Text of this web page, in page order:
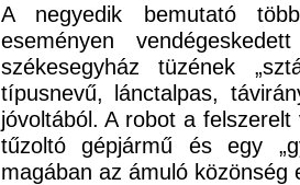
A negyedik bemutató
eseményen
székesegyház tüzének
típusnevű, lánctalpas,
jóvoltából. A robot a
tűzoltó gépjármű és egy
magában az ámuló közönség